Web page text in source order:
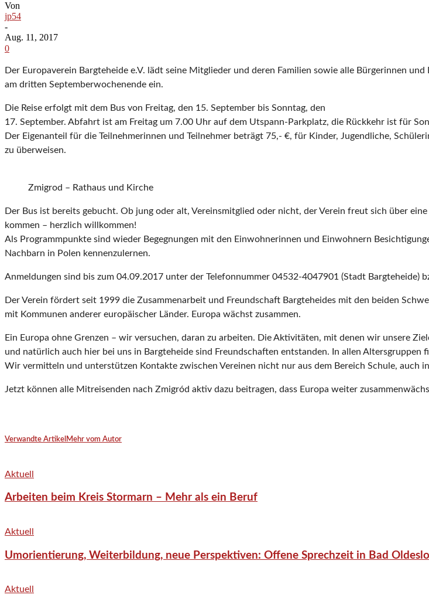
Von
jp54
-
Aug. 11, 2017
0
Der Europaverein Bargteheide e.V. lädt seine Mitglieder und deren Familien sowie alle Bürgerinnen
am dritten Septemberwochenende ein.
Die Reise erfolgt mit dem Bus von Freitag, den 15. September bis Sonntag, den
17. September. Abfahrt ist am Freitag um 7.00 Uhr auf dem Utspann-Parkplatz, die Rückkehr ist für
Der Eigenanteil für die Teilnehmerinnen und Teilnehmer beträgt 75,- €, für Kinder, Jugendliche,
zu überweisen.
Zmigrod – Rathaus und Kirche
Der Bus ist bereits gebucht. Ob jung oder alt, Vereinsmitglied oder nicht, der Verein freut sich über
kommen – herzlich willkommen!
Als Programmpunkte sind wieder Begegnungen mit den Einwohnerinnen und Einwohnern
Nachbarn in Polen kennenzulernen.
Anmeldungen sind bis zum 04.09.2017 unter der Telefonnummer 04532-4047901 (Stadt Bargteheide)
Der Verein fördert seit 1999 die Zusammenarbeit und Freundschaft Bargteheides mit den beiden
mit Kommunen anderer europäischer Länder. Europa wächst zusammen.
Ein Europa ohne Grenzen – wir versuchen, daran zu arbeiten. Die Aktivitäten, mit denen wir unsere
und natürlich auch hier bei uns in Bargteheide sind Freundschaften entstanden. In allen
Wir vermitteln und unterstützen Kontakte zwischen Vereinen nicht nur aus dem Bereich Schule, auch
Jetzt können alle Mitreisenden nach Zmigród aktiv dazu beitragen, dass Europa weiter
Verwandte Artikel Mehr vom Autor
Aktuell
Arbeiten beim Kreis Stormarn – Mehr als ein Beruf
Aktuell
Umorientierung, Weiterbildung, neue Perspektiven: Offene Sprechzeit in Bad
Aktuell